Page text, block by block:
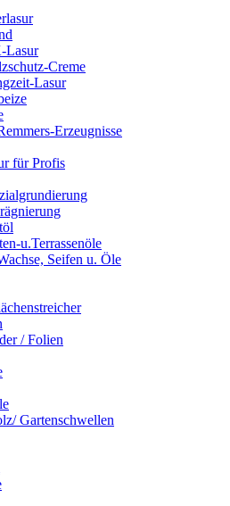
Lasur
Creme
Lasur
Erzeugnisse
für Profis
u.Terrassenöle
Seifen u. Öle
/ Folien
Gartenschwellen